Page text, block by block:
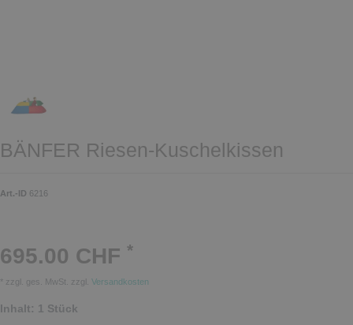
BÄNFER Riesen-Kuschelkissen
Art.-ID 6216
695.00 CHF *
* zzgl. ges. MwSt. zzgl. Versandkosten
Inhalt: 1 Stück